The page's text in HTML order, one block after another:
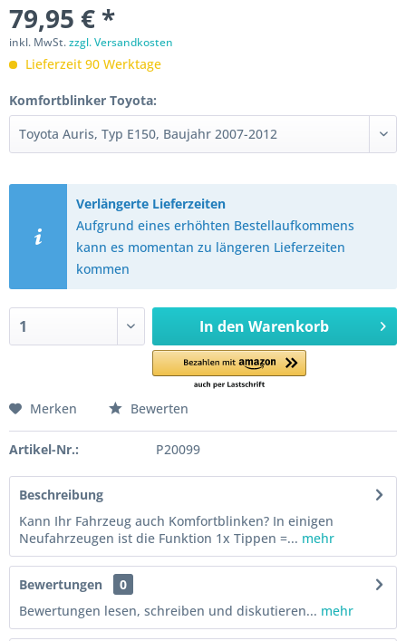
79,95 € *
inkl. MwSt.zzgl. Versandkosten
Lieferzeit 90 Werktage
Komfortblinker Toyota:
Verlängerte Lieferzeiten
Aufgrund eines erhöhten Bestellaufkommens
kann es momentan zu längeren Lieferzeiten
kommen
In den Warenkorb
Merken Bewerten
Artikel-Nr.: P20099
Beschreibung
Kann Ihr Fahrzeug auch Komfortblinken? In einigen
Neufahrzeugen ist die Funktion 1x Tippen =... mehr
Bewertungen
0
Bewertungen lesen, schreiben und diskutieren... mehr